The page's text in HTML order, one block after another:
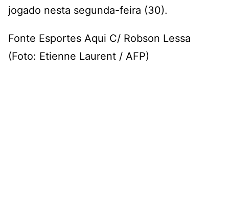
jogado nesta segunda-feira (30).
Fonte Esportes Aqui C/ Robson Lessa
(Foto: Etienne Laurent / AFP)